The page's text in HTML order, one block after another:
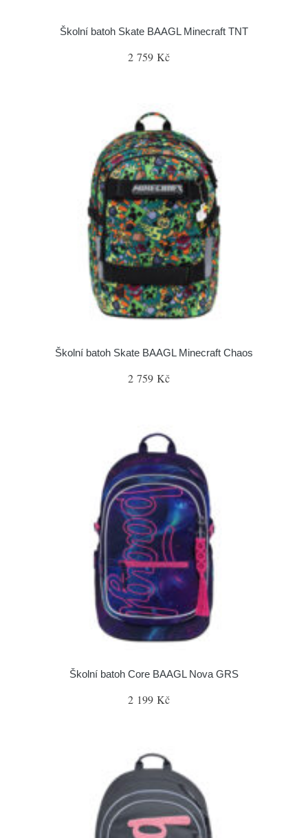
Školní batoh Skate BAAGL Minecraft TNT
2 759 Kč
Školní batoh Skate BAAGL Minecraft Chaos
2 759 Kč
Školní batoh Core BAAGL Nova GRS
2 199 Kč